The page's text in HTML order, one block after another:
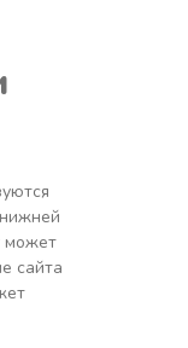
может
сайта